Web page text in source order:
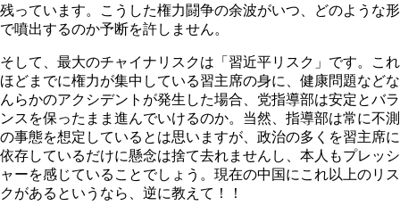
残っています。こうした権力闘争の余波がいつ、どのような形
で噴出するのか予断を許しません。
そして、最大のチャイナリスクは「習近平リスク」です。これ
ほどまでに権力が集中している習主席の身に、健康問題などな
んらかのアクシデントが発生した場合、党指導部は安定とバラ
ンスを保ったまま進んでいけるのか。当然、指導部は常に不測
の事態を想定しているとは思いますが、政治の多くを習主席に
依存しているだけに懸念は捨て去れませんし、本人もプレッシ
ャーを感じていることでしょう。現在の中国にこれ以上のリス
クがあるというなら、逆に教えて！！